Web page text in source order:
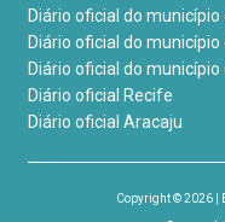
Diário oficial do
Diário oficial do município
Diário oficial do
Diário oficial Recife
Diário oficial Aracaju
Copyright © 2026 |